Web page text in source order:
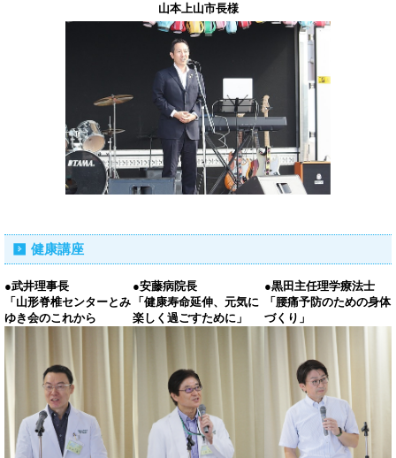
山本上山市長様
健康講座
●武井理事長
「山形脊椎センターとみ
ゆき会のこれから
●安藤病院長
「健康寿命延伸、元気に
楽しく過ごすために」
●黒田主任理学療法士
「腰痛予防のための身体
づくり」